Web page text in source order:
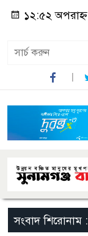
১২:৫২
সংবাদ শিরোনাম :